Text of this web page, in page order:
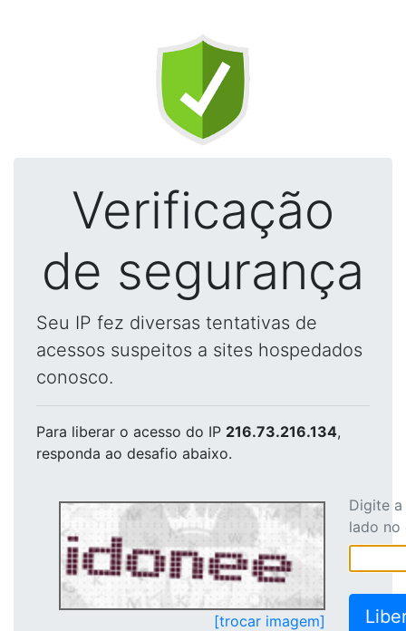
Verificação
de segurança
Seu IP fez diversas tentativas de
acessos suspeitos a sites hospedados
conosco.
Para liberar o acesso do IP 216.73.216.134,
responda ao desafio abaixo.
[trocar imagem]
Digite
lado no